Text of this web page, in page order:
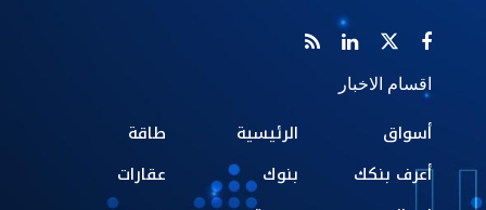
اقسام الاخبار
أسواق
أعرف بنكك
الرئيسية
بنوك
طاقة
عقارات